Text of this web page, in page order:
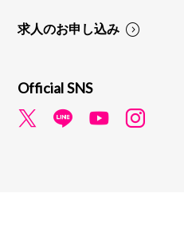
求人のお申し込み
Official SNS